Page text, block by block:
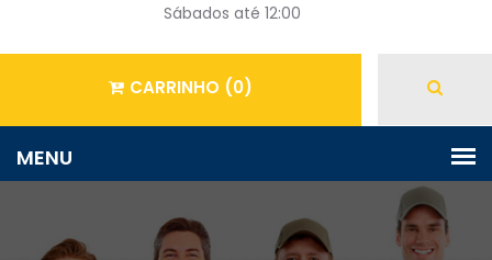
Sábados até 12:00
CARRINHO (0)